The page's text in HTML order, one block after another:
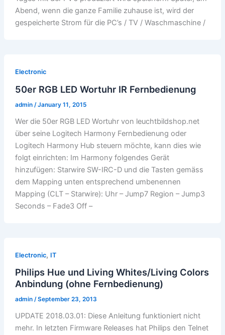
Abend, wenn die ganze Familie zuhause ist, wird der
gespeicherte Strom für die PC’s / TV / Waschmaschine /
Electronic
50er RGB LED Wortuhr IR Fernbedienung
admin /January 11, 2015
Wer die 50er RGB LED Wortuhr von leuchtbildshop.net
über seine Logitech Harmony Fernbedienung oder
Logitech Harmony Hub steuern möchte, kann dies wie
folgt einrichten: Im Harmony folgendes Gerät
hinzufügen: Starwire SW-IRC-D und die Tasten gemäss
dem Mapping unten entsprechend umbenennen
Mapping (CLT – Starwire): Uhr – Jump7 Region – Jump3
Seconds – Fade3 Off –
Electronic, IT
Philips Hue und Living Whites/Living Colors
Anbindung (ohne Fernbedienung)
admin /September 23, 2013
UPDATE 2018.03.01: Diese Anleitung funktioniert nicht
mehr. In letzten Firmware Releases hat Philips den Telnet